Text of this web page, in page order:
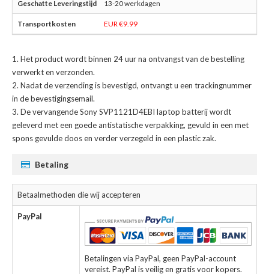
13-20 werkdagen
EUR €9.99
Het product wordt binnen 24 uur na ontvangst van de bestelling
verwerkt en verzonden.
Nadat de verzending is bevestigd, ontvangt u een trackingnummer
in de bevestigingsemail.
Devervangende Sony SVP1121D4EBI laptop batterijwordt
geleverd met een goede antistatische verpakking, gevuld in een met
spons gevulde doos en verder verzegeld in een plastic zak.
Betaling
Betaalmethoden die wij accepteren
PayPal
Betalingen via PayPal, geen PayPal-account
vereist. PayPal is veilig en gratis voor kopers.